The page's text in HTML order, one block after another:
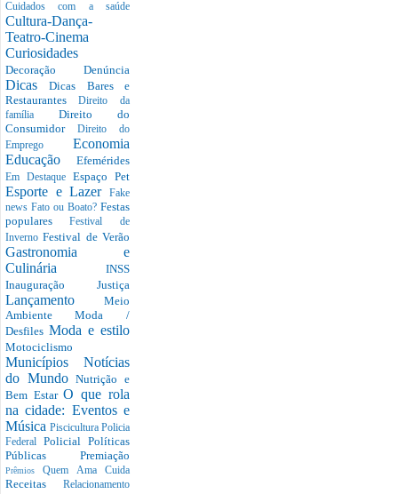
Cuidados com a saúde
Cultura-Dança-
Teatro-Cinema
Curiosidades
Decoração Denúncia
DicasDicas Bares e
RestaurantesDireito da
família Direito do
Consumidor Direito do
Emprego Economia
Educação Efemérides
Em Destaque Espaço Pet
Esporte e Lazer
Fake
news Fato ou Boato? Festas
popularesFestival de
InvernoFestival de Verão
Gastronomia e
Culinária INSS
Inauguração Justiça
Lançamento Meio
AmbienteModa /
Desfiles Moda e estilo
Motociclismo
Municípios Notícias
do MundoNutrição e
Bem EstarO que rola
na cidade: Eventos e
Música Piscicultura Policia
Federal Policial Políticas
Públicas Premiação
PrêmiosQuem Ama Cuida
Receitas Relacionamento